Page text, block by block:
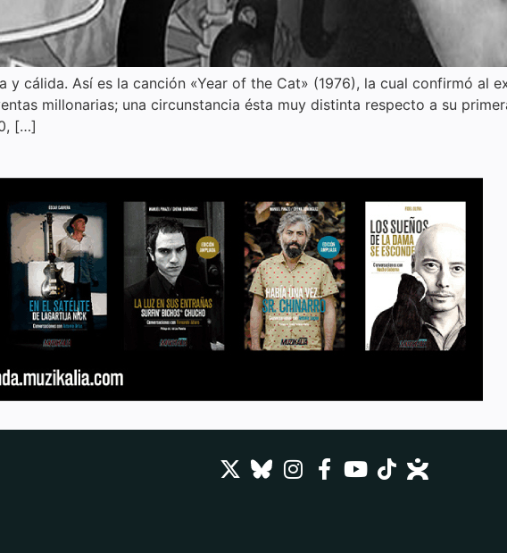
y cálida. Así es la canción «Year of the Cat» (1976), la cual confirmó al
millonarias; una circunstancia ésta muy distinta respecto a su
[…]